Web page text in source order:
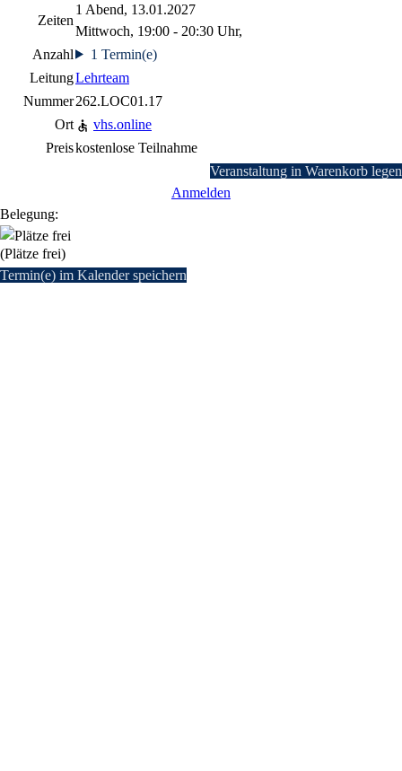
Zeiten
1 Abend, 13.01.2027
Mittwoch, 19:00 - 20:30 Uhr,
Anzahl
1 Termin(e)
LeitungLehrteam
Nummer262.LOC01.17
Ort
vhs.online
Preiskostenlose Teilnahme
Veranstaltung in Warenkorb legen
Anmelden
Belegung:
(Plätze frei)
Termin(e) im Kalender speichern